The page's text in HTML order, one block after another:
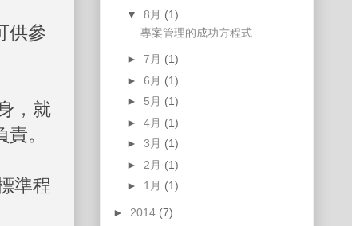
供參
，就
。
準程
▼ 8月 (1)
專案管理的成功方程式
► 7月 (1)
► 6月 (1)
► 5月 (1)
► 4月 (1)
► 3月 (1)
► 2月 (1)
► 1月 (1)
► 2014 (7)